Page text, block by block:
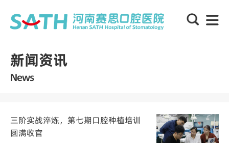
新闻资讯
News
三阶实战淬炼，第七期口腔种植培训
圆满收官